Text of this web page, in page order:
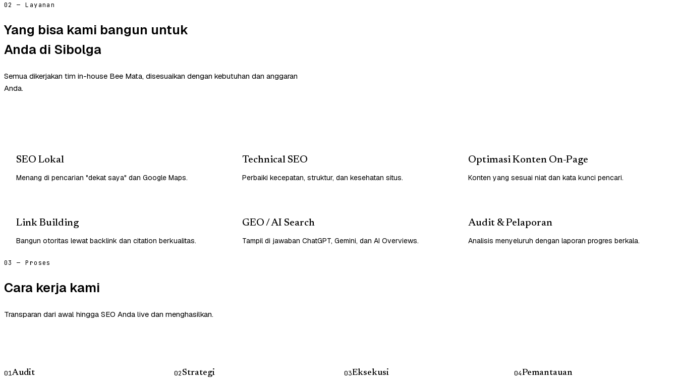
02 — Layanan
Yang bisa kami bangun untuk
Anda di Sibolga
Semua dikerjakan tim in-house Bee Mata, disesuaikan dengan kebutuhan dan anggaran
Anda.
SEO Lokal
Menang di pencarian "dekat saya" dan Google Maps.
Technical SEO
Perbaiki kecepatan, struktur, dan kesehatan situs.
Optimasi Konten On-Page
Konten yang sesuai niat dan kata kunci pencari.
Link Building
Bangun otoritas lewat backlink dan citation berkualitas.
GEO / AI Search
Tampil di jawaban ChatGPT, Gemini, dan AI Overviews.
Audit & Pelaporan
Analisis menyeluruh dengan laporan progres berkala.
03 — Proses
Cara kerja kami
Transparan dari awal hingga SEO Anda live dan menghasilkan.
01Audit
02Strategi
03Eksekusi
04Pemantauan